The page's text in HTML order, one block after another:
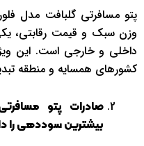
پتو مسافرتی گلبافت مدل
وزن سبک و قیمت رقابتی،
داخلی و خارجی است. این
کشورهای همسایه و منطقه
صادرات پتو
بیشترین سوددهی را